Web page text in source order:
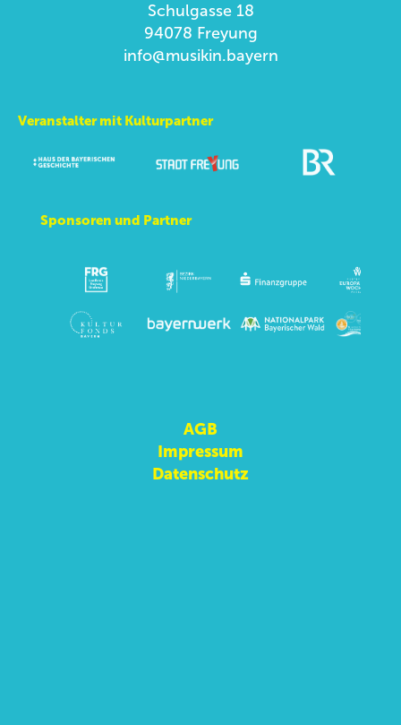
Schulgasse 18
94078 Freyung
info@musikin.bayern
Veranstalter mit Kulturpartner
Sponsoren und Partner
AGB
Impressum
Datenschutz